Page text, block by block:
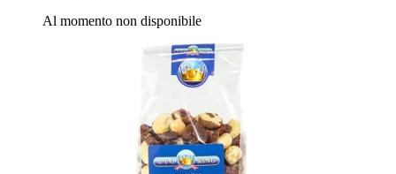
Al momento non disponibile